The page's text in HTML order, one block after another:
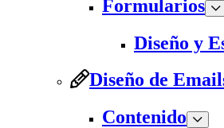
Formularios
Diseño y
Diseño de
Contenido